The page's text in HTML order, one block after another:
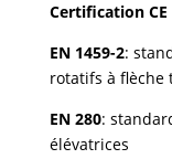
Certification CE
EN 1459-2:
rotatifs à flèche
EN 280:
élévatrices